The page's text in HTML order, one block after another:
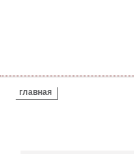
ВЫ ЗДЕСЬ
главная